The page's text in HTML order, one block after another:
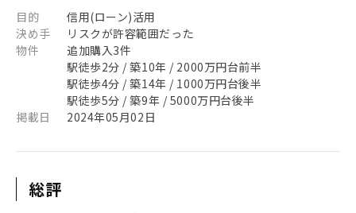
目的
信用(ローン)活用
決め手
リスクが許容範囲だった
物件
追加購入3件
駅徒歩2分 / 築10年 / 2000万円台前半
駅徒歩4分 / 築14年 / 1000万円台後半
駅徒歩5分 / 築9年 / 5000万円台後半
掲載日
2024年05月02日
総評